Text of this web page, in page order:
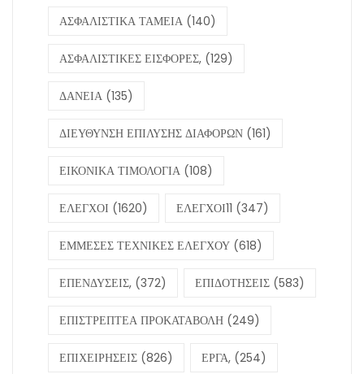
ΑΣΦΑΛΙΣΤΙΚΑ ΤΑΜΕΙΑ (140)
ΑΣΦΑΛΙΣΤΙΚΕΣ ΕΙΣΦΟΡΕΣ, (129)
ΔΑΝΕΙΑ (135)
ΔΙΕΥΘΥΝΣΗ ΕΠΙΛΥΣΗΣ ΔΙΑΦΟΡΩΝ (161)
ΕΙΚΟΝΙΚΑ ΤΙΜΟΛΟΓΙΑ (108)
ΕΛΕΓΧΟΙ (1620) ΕΛΕΓΧΟΙ11 (347)
ΕΜΜΕΣΕΣ ΤΕΧΝΙΚΕΣ ΕΛΕΓΧΟΥ (618)
ΕΠΕΝΔΥΣΕΙΣ, (372) ΕΠΙΔΟΤΗΣΕΙΣ (583)
ΕΠΙΣΤΡΕΠΤΕΑ ΠΡΟΚΑΤΑΒΟΛΗ (249)
ΕΠΙΧΕΙΡΗΣΕΙΣ (826) ΕΡΓΑ, (254)